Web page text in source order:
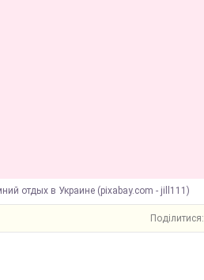
отдых в Украине (pixabay.com - jill111)
Поділитися: